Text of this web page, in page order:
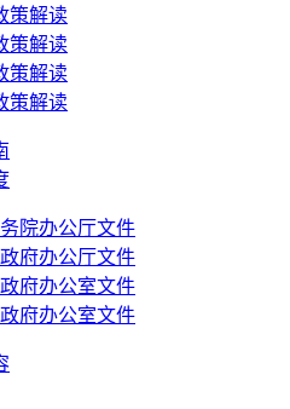
策解读
策解读
策解读
策解读
院办公厅文件
府办公厅文件
府办公室文件
府办公室文件